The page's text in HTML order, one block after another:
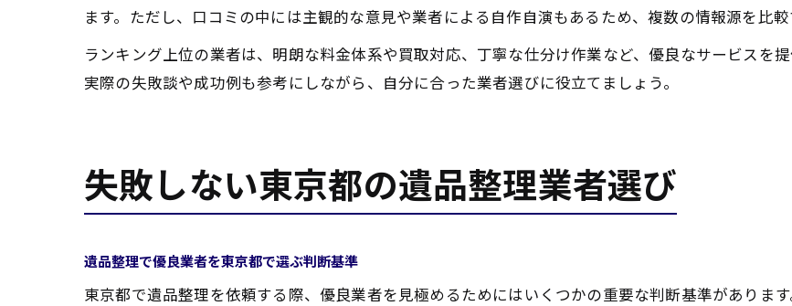
ます。ただし、口コミの中には主観的な意見や業者による自作自演もあるため、複数の情報源を比較
ランキング上位の業者は、明朗な料金体系や買取対応、丁寧な仕分け作業など、優良なサービスを
実際の失敗談や成功例も参考にしながら、自分に合った業者選びに役立てましょう。
失敗しない東京都の遺品整理業者選び
遺品整理で優良業者を東京都で選ぶ判断基準
東京都で遺品整理を依頼する際、優良業者を見極めるためにはいくつかの重要な判断基準がありま